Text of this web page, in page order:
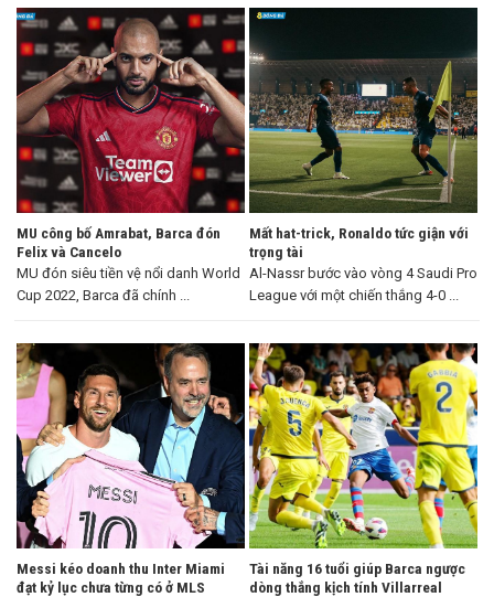
MU công bố Amrabat, Barca đón
Felix và Cancelo
MU đón siêu tiền vệ nổi danh World
Cup 2022, Barca đã chính ...
Mất hat-trick, Ronaldo tức giận với
trọng tài
Al-Nassr bước vào vòng 4 Saudi Pro
League với một chiến thắng 4-0 ...
Messi kéo doanh thu Inter Miami
đạt kỷ lục chưa từng có ở MLS
Tài năng 16 tuổi giúp Barca ngược
dòng thắng kịch tính Villarreal